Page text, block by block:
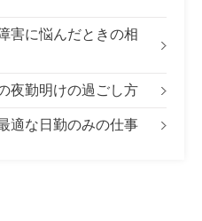
害に悩んだときの相
夜勤明けの過ごし方
適な日勤のみの仕事